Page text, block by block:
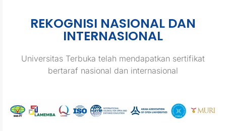
REKOGNISI NASIONAL DAN
INTERNASIONAL
Universitas Terbuka telah mendapatkan sertifikat
bertaraf nasional dan internasional